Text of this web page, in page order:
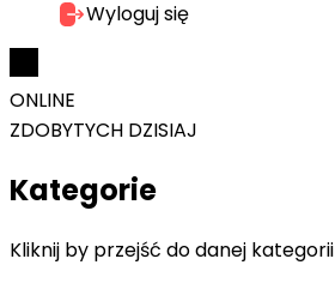
Wyloguj się
ONLINE
ZDOBYTYCH DZISIAJ
Kategorie
Kliknij by przejść do danej kategorii